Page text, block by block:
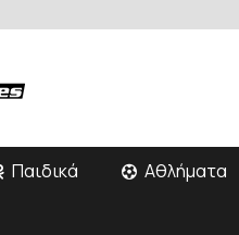
Παιδικά Αθλήματα